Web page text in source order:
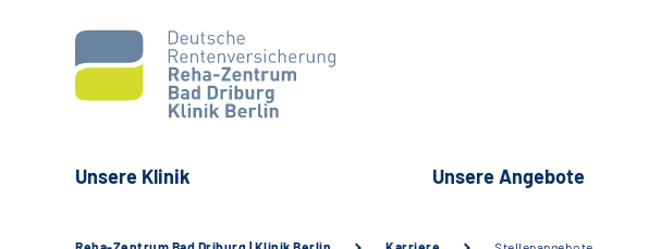
Unsere Klinik Unsere Angebote